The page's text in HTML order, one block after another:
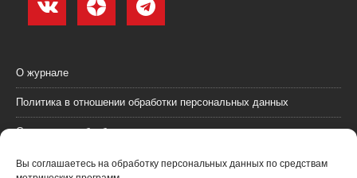
Вы соглашаетесь на обработку персональных данных по средствам
О журнале
Политика в отношении обработки персональных данных
Согласие на обработку персональных данных
Пользовательское соглашение (оферта)